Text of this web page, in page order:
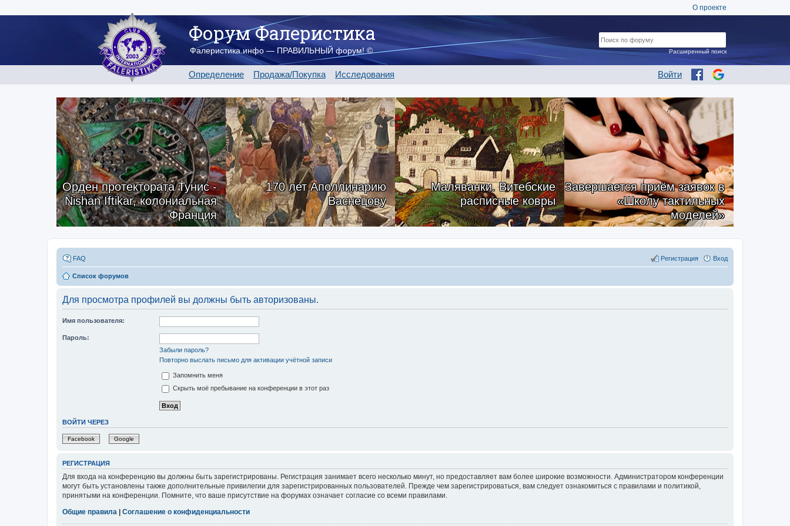
О проекте
Форум Фалеристика
Фалеристика.инфо — ПРАВИЛЬНЫЙ форум! ©
Определение Продажа/Покупка Исследования Войти
Расширенный поиск
Орден протектората Тунис -
Nishan Iftikar, колониальная
Франция
170 лет Аполлинарию
Васнецову
Маляванки. Витебские
расписные ковры
Завершается приём заявок в
«Школу тактильных
моделей»
FAQ Вход
Регистрация
Список форумов
Для просмотра профилей вы должны быть авторизованы.
Имя пользователя:
Пароль:
Забыли пароль?
Повторно выслать письмо для активации учётной записи
Запомнить меня
Скрыть моё пребывание на конференции в этот раз
ВОЙТИ ЧЕРЕЗ
Facebook Google
РЕГИСТРАЦИЯ
Для входа на конференцию вы должны быть зарегистрированы. Регистрация занимает всего несколько минут, но предоставляет вам более широкие возможности. Администратором конференции
могут быть установлены также дополнительные привилегии для зарегистрированных пользователей. Прежде чем зарегистрироваться, вам следует ознакомиться с правилами и политикой,
принятыми на конференции. Помните, что ваше присутствие на форумах означает согласие со всеми правилами.
Общие правила
Соглашение о конфиденциальности